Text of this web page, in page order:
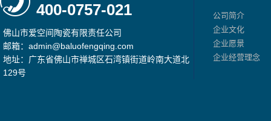
400-0757-021
佛山市爱空间陶瓷有限责任公司
邮箱：admin@baluofengqing.com
地址：广东省佛山市禅城区石湾镇街道岭南大道北
129号
公司简介
企业文化
企业愿景
企业经营理念